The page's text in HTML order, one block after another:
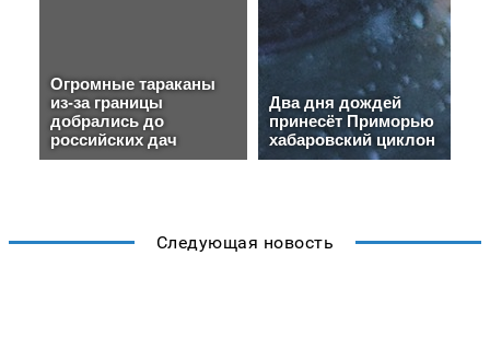
Следующая новость